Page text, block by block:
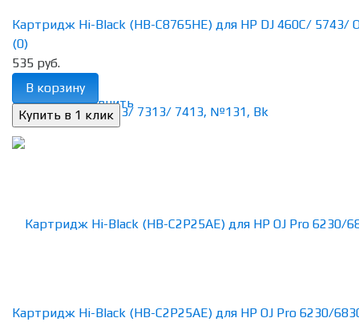
избранное сравнить
Картридж Hi-Black (HB-С8765HE) для HP DJ 460C/ 5743/
(0)
535 руб.
В корзину
Картридж Hi-Black (HB-C2P25AE) для HP OJ Pro 6230/